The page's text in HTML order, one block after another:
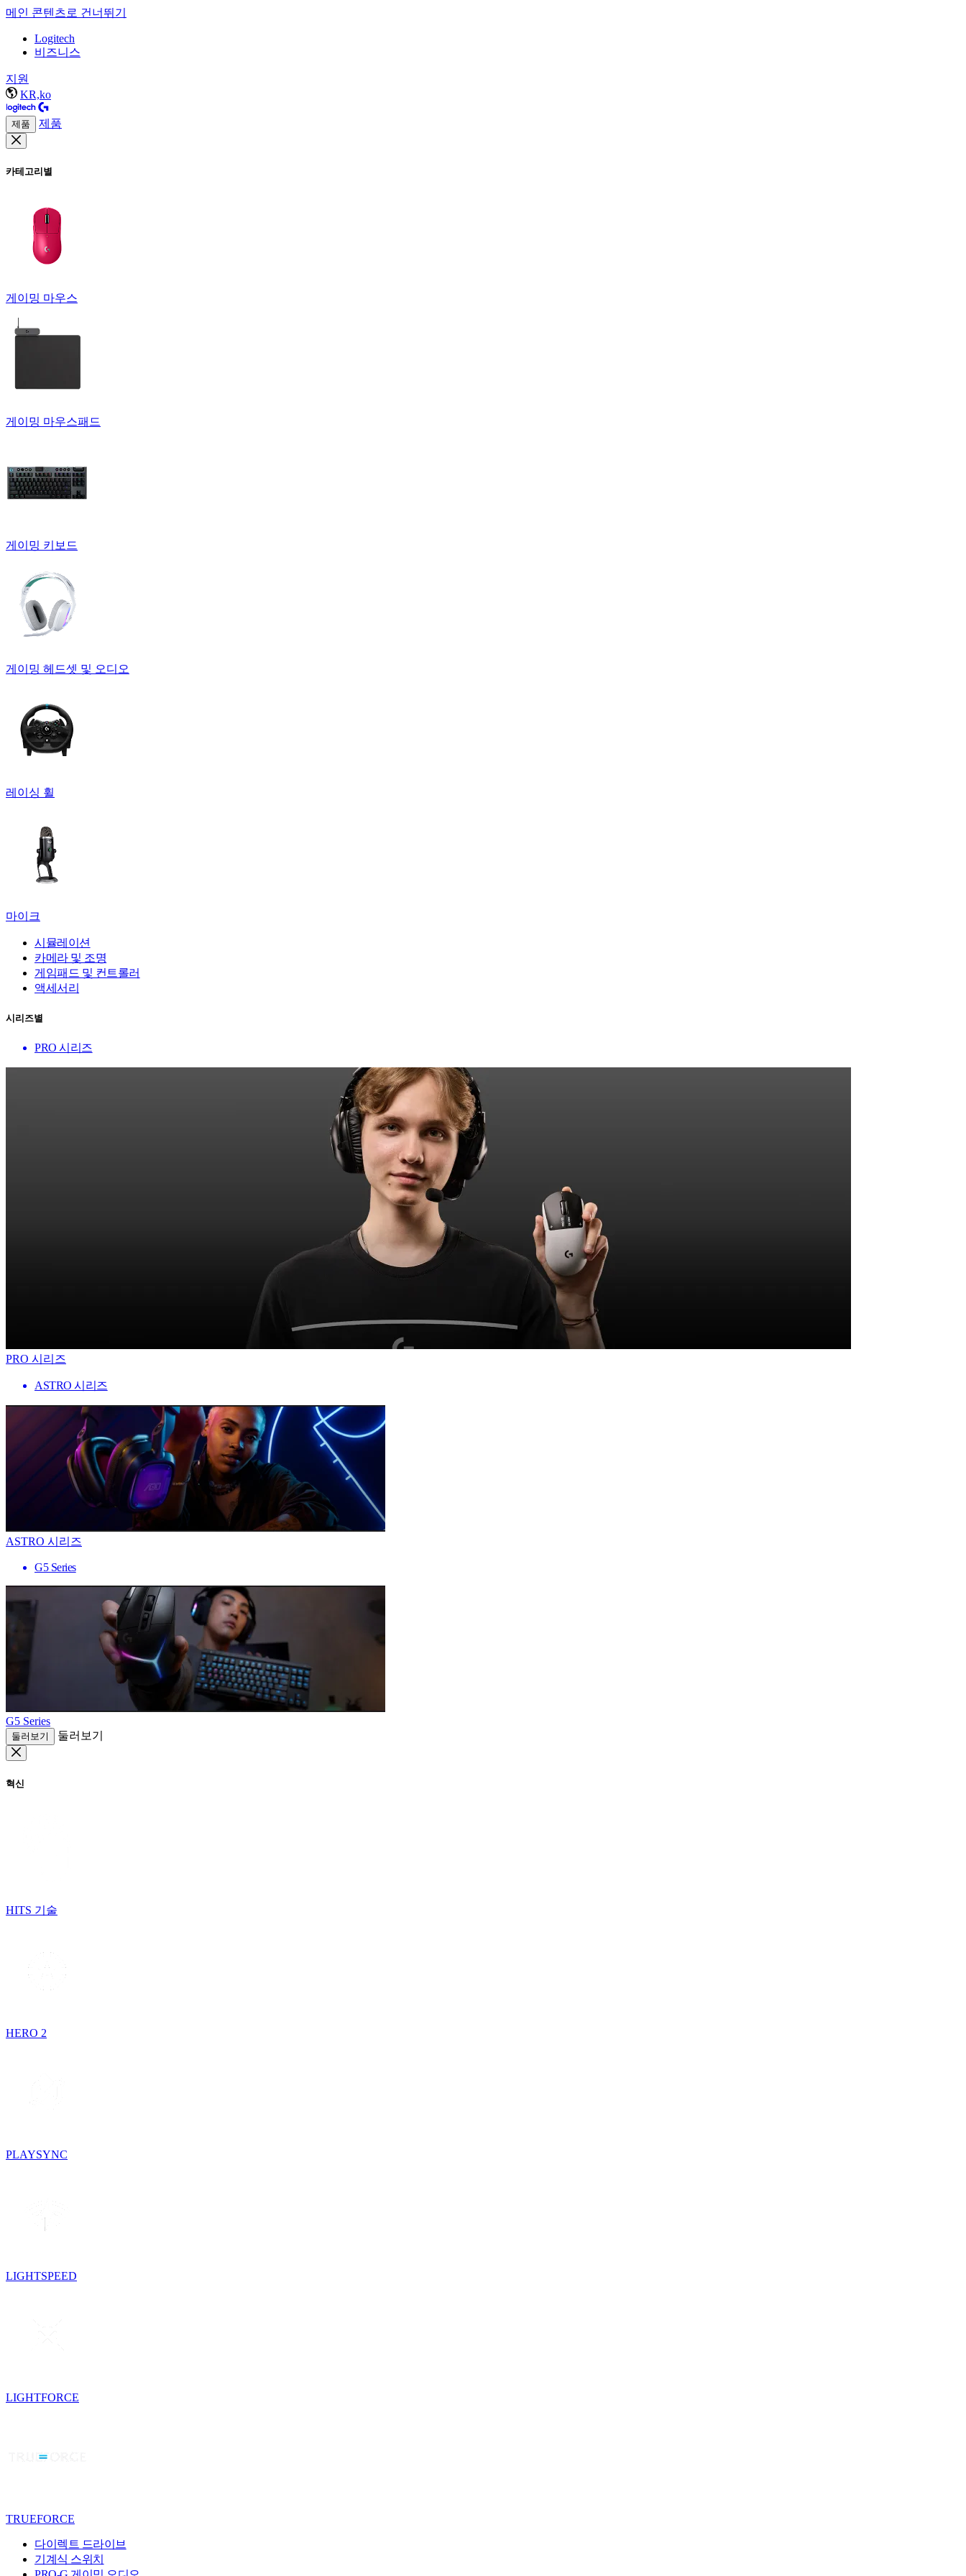
메인 콘텐츠로 건너뛰기
Logitech
비즈니스
지원
KR,ko
제품 제품
카테고리별
게이밍 마우스
게이밍 마우스패드
게이밍 키보드
게이밍 헤드셋 및 오디오
레이싱 휠
마이크
시뮬레이션
카메라 및 조명
게임패드 및 컨트롤러
액세서리
시리즈별
PRO 시리즈
PRO 시리즈
ASTRO 시리즈
ASTRO 시리즈
G5 Series
G5 Series
둘러보기 둘러보기
혁신
HITS 기술
HERO 2
PLAYSYNC
LIGHTSPEED
LIGHTFORCE
TRUEFORCE
다이렉트 드라이브
기계식 스위치